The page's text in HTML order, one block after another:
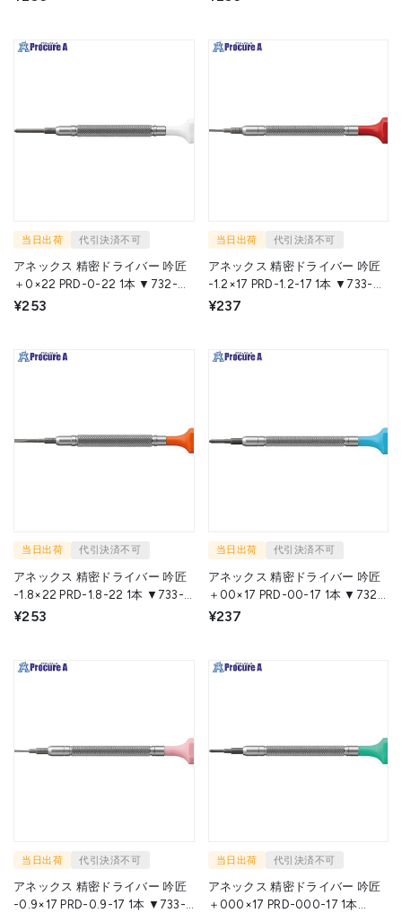
当日出荷 代引決済不可
アネックス 精密ドライバー 吟匠
＋0×22 PRD-0-22 1本 ▼732-
8951
¥253
当日出荷 代引決済不可
アネックス 精密ドライバー 吟匠
-1.2×17 PRD-1.2-17 1本 ▼733-
0428
¥237
当日出荷 代引決済不可
アネックス 精密ドライバー 吟匠
-1.8×22 PRD-1.8-22 1本 ▼733-
0425
¥253
当日出荷 代引決済不可
アネックス 精密ドライバー 吟匠
＋00×17 PRD-00-17 1本 ▼732-
8952
¥237
当日出荷 代引決済不可
アネックス 精密ドライバー 吟匠
-0.9×17 PRD-0.9-17 1本 ▼733-
当日出荷 代引決済不可
アネックス 精密ドライバー 吟匠
＋000×17 PRD-000-17 1本